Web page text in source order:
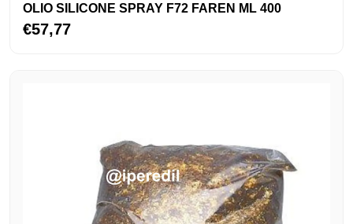
OLIO SILICONE SPRAY F72 FAREN ML 400
€57,77